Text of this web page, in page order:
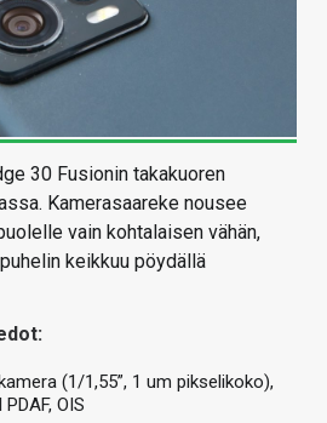
30 Fusionin takakuoren
Kamerasaareke nousee
vain kohtalaisen vähän,
keikkuu pöydällä
(1/1,55”, 1 um pikselikoko),
OIS